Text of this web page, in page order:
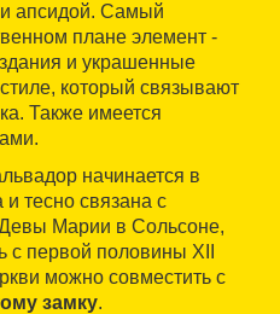
апсидой. Самый
плане элемент -
и украшенные
который связывают
Также имеется
начинается в
тесно связана с
Марии в Сольсоне,
с первой половины XII
можно совместить с
замку.